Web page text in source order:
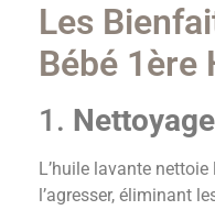
Les
Bébé 1ère
1.
L’huile lavante
l’agresser, éliminant